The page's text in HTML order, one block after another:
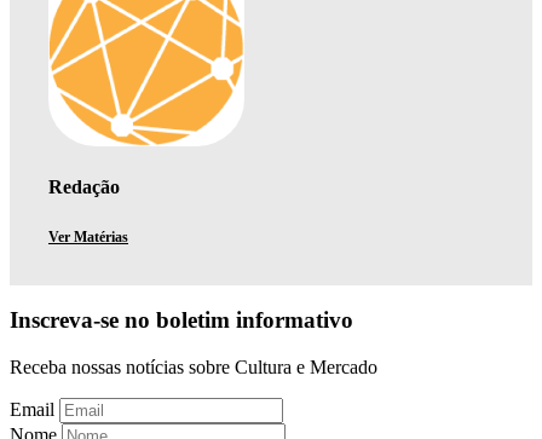
Redação
Ver Matérias
Inscreva-se no boletim informativo
Receba nossas notícias sobre Cultura e Mercado
Email